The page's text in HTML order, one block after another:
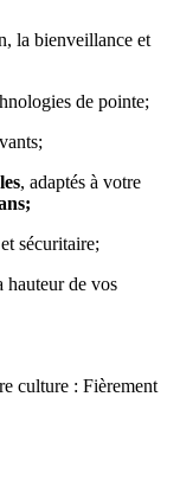
la bienveillance et
de pointe;
, adaptés à votre
;
sécuritaire;
de vos
culture : Fièrement